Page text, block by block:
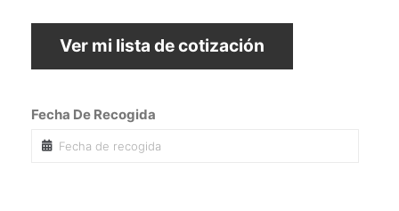
Ver mi lista de cotización
Fecha De Recogida